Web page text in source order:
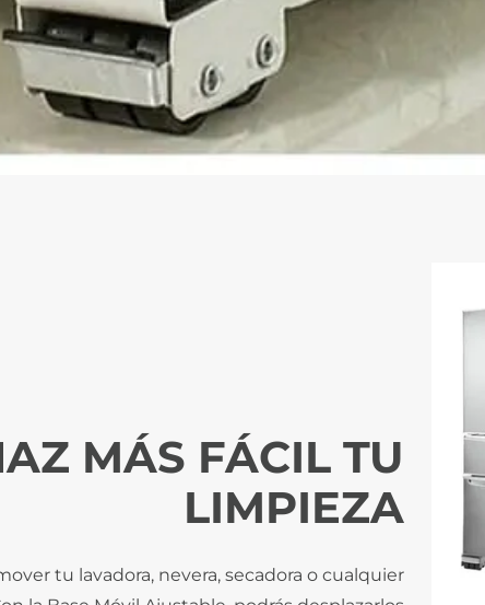
MÁS FÁCIL TU
LIMPIEZA
tu lavadora, nevera, secadora o cualquier